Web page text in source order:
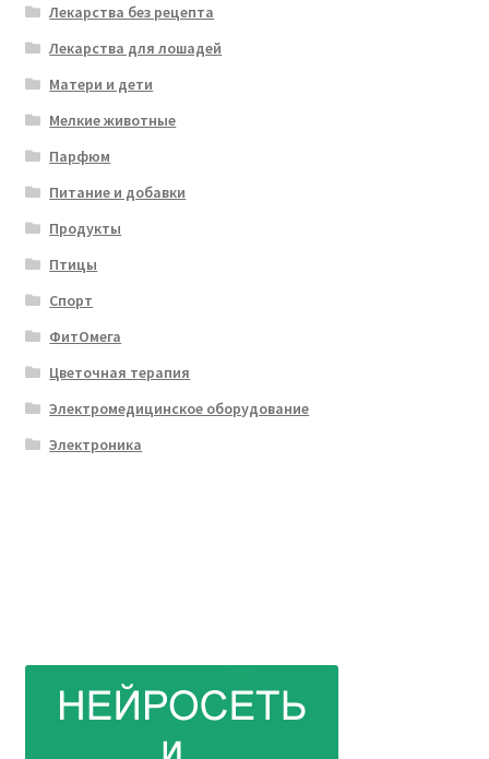
Лекарства без рецепта
Лекарства для лошадей
Матери и дети
Мелкие животные
Парфюм
Питание и добавки
Продукты
Птицы
Спорт
ФитОмега
Цветочная терапия
Электромедицинское оборудование
Электроника